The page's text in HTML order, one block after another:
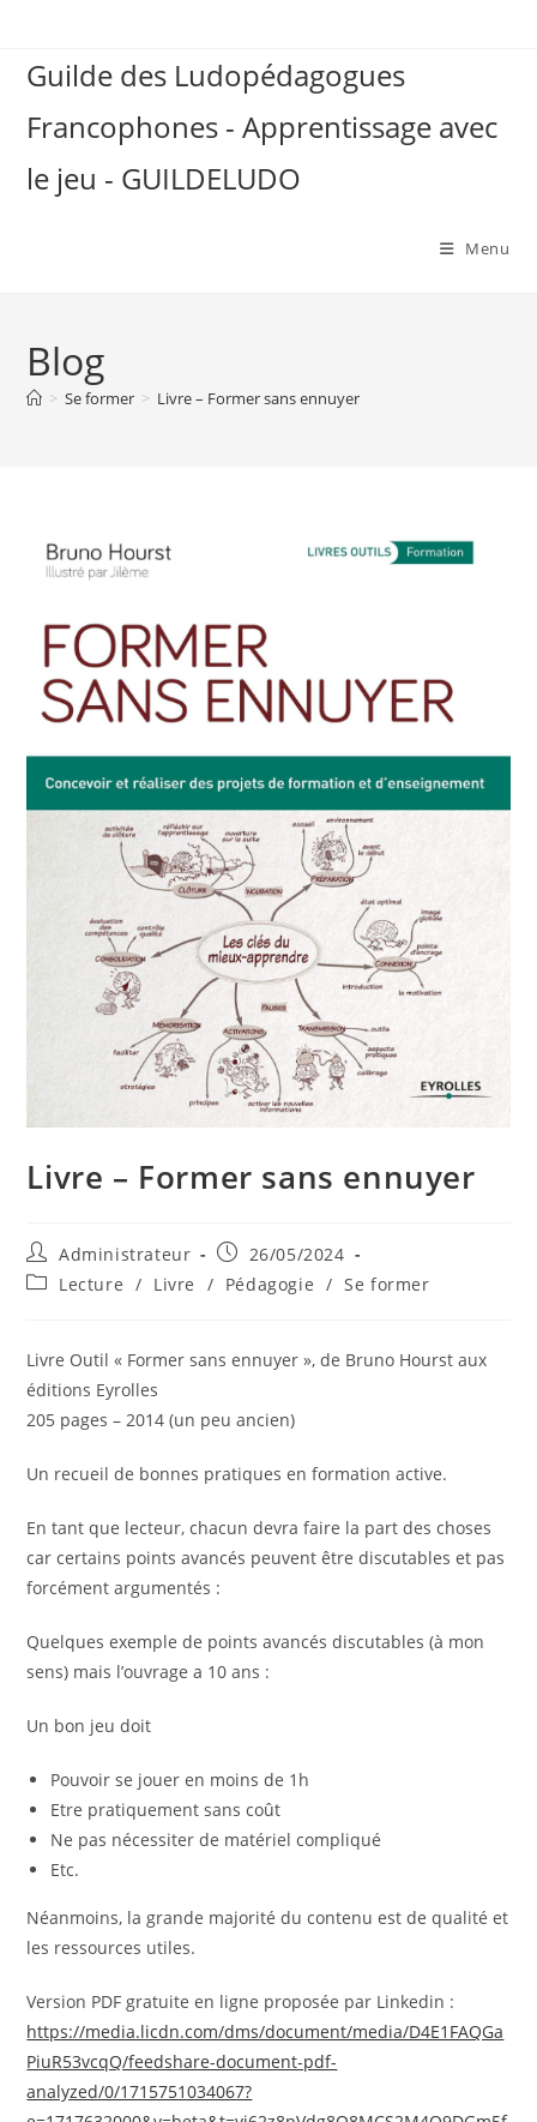
contentGuilde des Ludopédagogues
Francophones - Apprentissage avec
le jeu - GUILDELUDO
Menu
Blog
> Se former > Livre – Former sans ennuyer
Livre – Former sans ennuyer
Auteur/autrice
de
la
Administrateur
Publication
publiée :
26/05/2024
PostLecture / Livre / Pédagogie / Se former
Livre Outil « Former sans ennuyer », de Bruno Hourst aux
éditions Eyrolles
205 pages – 2014 (un peu ancien)
Un recueil de bonnes pratiques en formation active.
En tant que lecteur, chacun devra faire la part des choses
car certains points avancés peuvent être discutables et pas
forcément argumentés :
Quelques exemple de points avancés discutables (à mon
sens) mais l’ouvrage a 10 ans :
Un bon jeu doit
Pouvoir se jouer en moins de 1h
Etre pratiquement sans coût
Ne pas nécessiter de matériel compliqué
Etc.
Néanmoins, la grande majorité du contenu est de qualité et
les ressources utiles.
Version PDF gratuite en ligne proposée par Linkedin :
https://media.licdn.com/dms/document/media/D4E1FAQGa
PiuR53vcqQ/feedshare-document-pdf-
analyzed/0/1715751034067?